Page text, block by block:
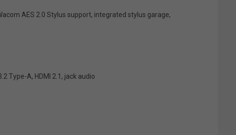
AES 2.0 Stylus support, integrated stylus garage,
Type-A, HDMI 2.1, jack audio